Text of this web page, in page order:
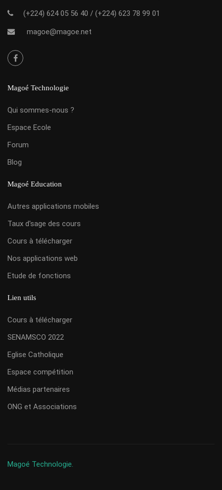
(+224) 624 05 56 40 / (+224) 623 78 99 01
magoe@magoe.net
Magoé Technologie
Qui sommes-nous ?
Espace Ecole
Forum
Blog
Magoé Education
Autres applications mobiles
Taux d'sage des cours
Cours à télécharger
Nos applications web
Etude de fonctions
Lien utils
Cours à télécharger
SENAMSCO 2022
Eglise Catholique
Espace compétition
Médias partenaires
ONG et Associations
Magoé Technologie.